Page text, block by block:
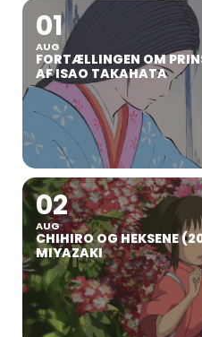
01
AUG
FORTÆLLINGEN OM
AF ISAO TAKAHATA
02
AUG
CHIHIRO OG HEKSENE
MIYAZAKI